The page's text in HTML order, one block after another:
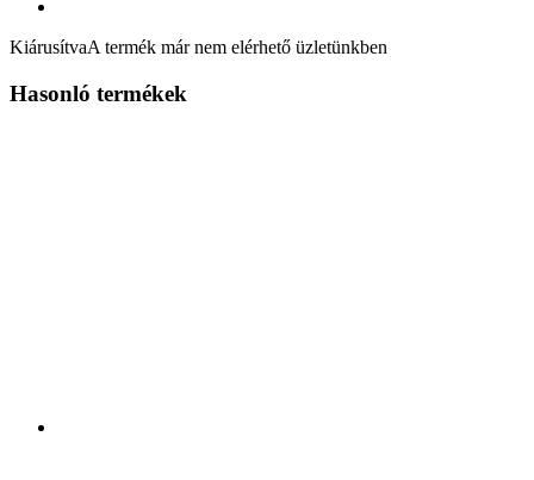
KiárusítvaA termék már nem elérhető üzletünkben
Hasonló termékek